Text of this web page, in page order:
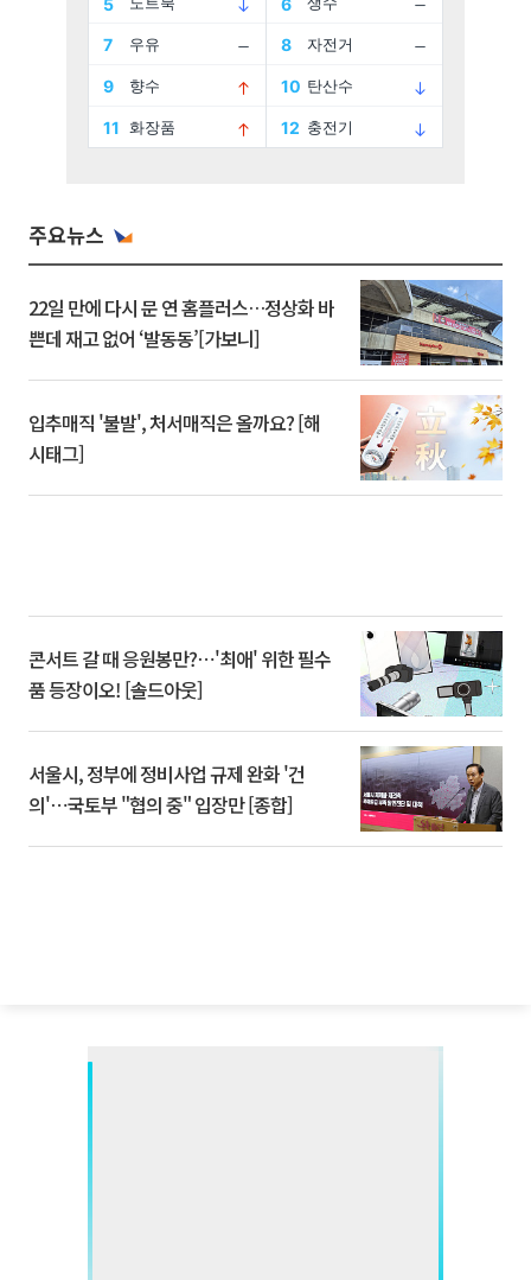
주요뉴스
22일 만에 다시 문 연 홈플러스…정상화 바
쁜데 재고 없어 ‘발동동’[가보니]
입추매직 '불발', 처서매직은 올까요? [해
시태그]
콘서트 갈 때 응원봉만?⋯'최애' 위한 필수
품 등장이오! [솔드아웃]
서울시, 정부에 정비사업 규제 완화 '건
의'⋯국토부 "협의 중" 입장만 [종합]